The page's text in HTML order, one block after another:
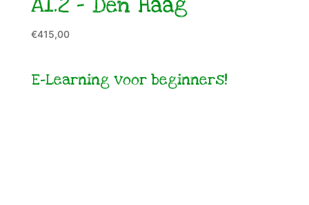
€415,00
E-Learning voor beginners!